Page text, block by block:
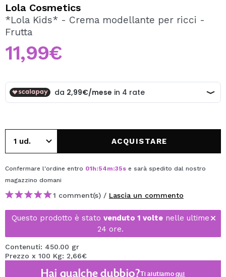
Creando un account su Maquibeauty.it potrai fare i tuoi
acquisti velocemente, controllare lo stato dei tuoi ordini e
Lola Cosmetics
*Lola Kids* - Crema modellante per ricci -
Frutta
11,99€
ACQUISTARE
Confermare l'ordine entro 01h:54m:35s e sarà spedito dal nostro
magazzino domani
1 comment(s) / Lascia un commento
Questo prodotto è stato venduto 1 volte nelle ultime
24 ore.
Contenuti: 450.00 gr
Prezzo x 100 Kg: 2,66€
Hai qualche dubbio?Ti aiutiamoqui